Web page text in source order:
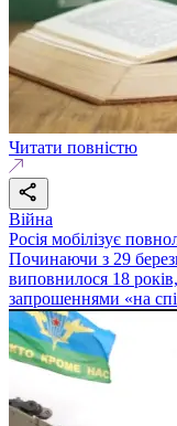
Читати повністю
Війна
Росія мобілізує
Починаючи з 29
виповнилося 18
запрошеннями «на